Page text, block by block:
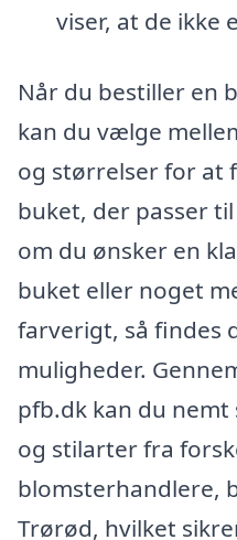
viser, at de ikke
Når du bestiller en
kan du vælge
og størrelser for at
buket, der passer
om du ønsker en
buket eller noget
farverigt, så findes
muligheder.
pfb.dk kan du
og stilarter fra
blomsterhandlere,
Trørød, hvilket